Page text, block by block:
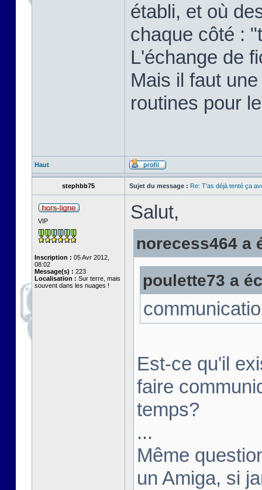
établi, et où
chaque côté :
L'échange de
Mais il faut
routines pour
Haut
stephbb75 Sujet du message : Re: T'as déjà tenté ça
VIP
Inscription : 05 Avr 2012,
08:02
Message(s) : 223
Localisation : Sur terre, mais
souvent dans les nuages !
Salut,
norecess464 a
poulette73 a
Est-ce qu'il
faire
temps?
...
Même
un Amiga, si